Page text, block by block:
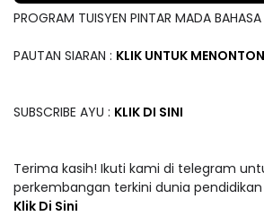
PROGRAM TUISYEN PINTAR MADA
PAUTAN SIARAN : KLIK UNTUK MENONTON
SUBSCRIBE AYU : KLIK DI SINI
Terima kasih! Ikuti kami di telegram
perkembangan terkini dunia
Klik Di Sini